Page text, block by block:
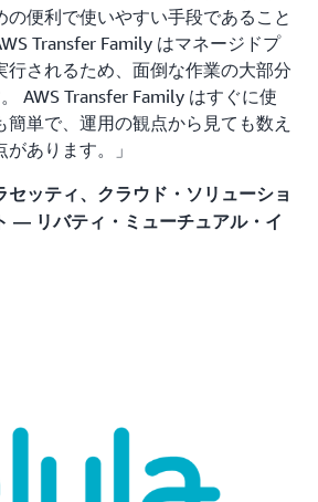
の便利で使いやすい手段であること
Transfer Family はマネージドプ
行されるため、面倒な作業の大部分
AWS Transfer Family はすぐに使
簡単で、運用の観点から見ても数え
あります。」
セッティ、クラウド・ソリューショ
— リバティ・ミューチュアル・イ